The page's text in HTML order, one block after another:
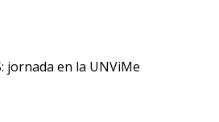
jornada en la UNViMe